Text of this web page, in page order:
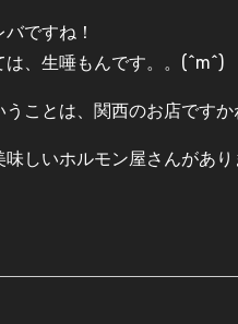
ですね！
、生唾もんです。。(^m^)
ことは、関西のお店です
しいホルモン屋さんがあり